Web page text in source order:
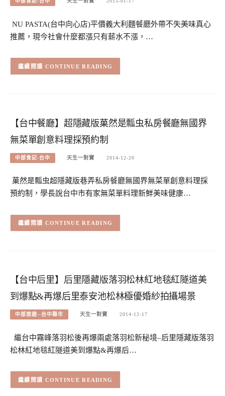
NU PASTA(台中向心店)平價義大利麵餐廳外帶不失美味真心
推薦，現今社會什麼都漲只有薪水不漲，…
CONTINUE READING
【台中餐廳】超隱藏版菓然是瓢虫私房餐廳無國界
無菜單創意料理採預約制
中部食記-台中 天生一對寶 2014-12-20
菓然是瓢虫超隱藏版巷弄私房餐廳無國界無菜單創意料理採
預約制，學長說台中市有家無菜單料理新鮮美味健康…
CONTINUE READING
【台中后里】后里隱藏版落羽松林紅地毯紅隧道美
到爆點&再爆后里泰安池松林極優婚紗拍攝場景
中部旅遊--台中縣市 天生一對寶 2014-12-17
繼台中霧峰落羽松後再爆兩處落羽松新秘境–后里隱藏版落羽
松林紅地毯紅隧道美到爆點&再爆后…
CONTINUE READING